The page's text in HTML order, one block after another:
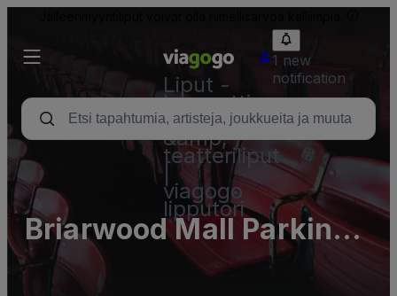
Liput -
konsertti,
urheilu
&amp;
teatteriliput
viagogo
lipputori
1 new
notification
Briarwood Mall Parking
Lots (InActive)